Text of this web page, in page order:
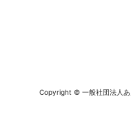
Copyright © 一般社団法人